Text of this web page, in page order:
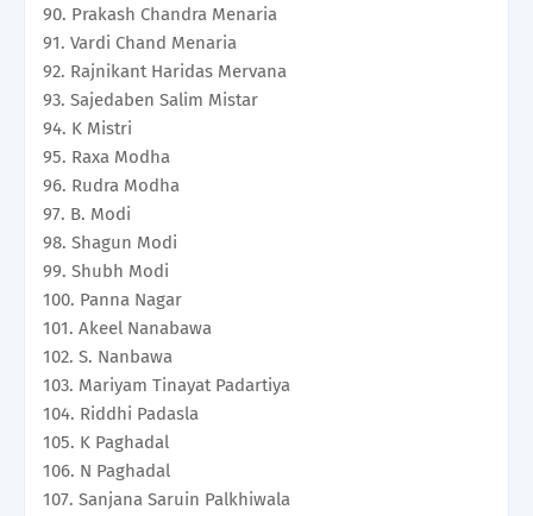
90. Prakash Chandra Menaria
91. Vardi Chand Menaria
92. Rajnikant Haridas Mervana
93. Sajedaben Salim Mistar
94. K Mistri
95. Raxa Modha
96. Rudra Modha
97. B. Modi
98. Shagun Modi
99. Shubh Modi
100. Panna Nagar
101. Akeel Nanabawa
102. S. Nanbawa
103. Mariyam Tinayat Padartiya
104. Riddhi Padasla
105. K Paghadal
106. N Paghadal
107. Sanjana Saruin Palkhiwala